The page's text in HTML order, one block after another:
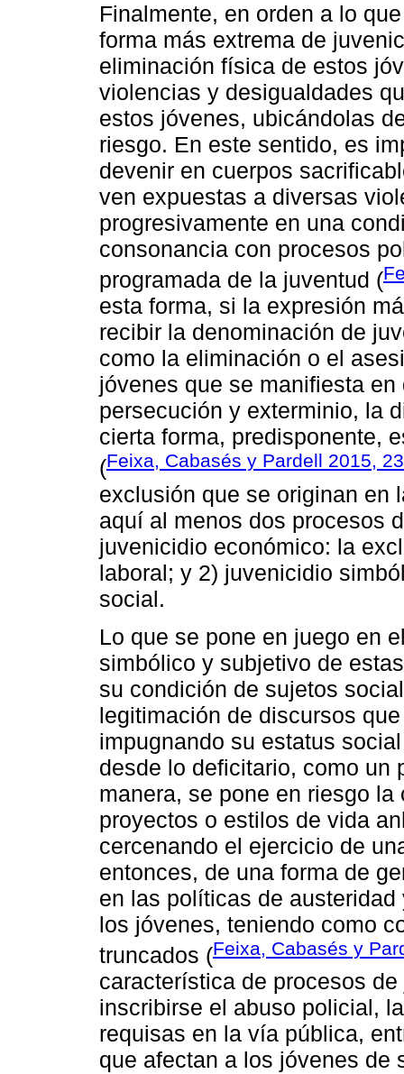
Finalmente, en orden a lo
forma más extrema de
eliminación física de estos
violencias y desigualdades
estos jóvenes, ubicándolas
riesgo. En este sentido, es
devenir en cuerpos
ven expuestas a diversas
progresivamente en una
consonancia con procesos
programada de la juventud (
esta forma, si la expresión
recibir la denominación de
como la eliminación o el
jóvenes que se manifiesta
persecución y exterminio, la
cierta forma, predisponente,
(Feixa, Cabasés y Pardell 2015,
exclusión que se originan en
aquí al menos dos procesos
juvenicidio económico: la
laboral; y 2) juvenicidio
social.
Lo que se pone en juego en
simbólico y subjetivo de
su condición de sujetos
legitimación de discursos
impugnando su estatus
desde lo deficitario, como un
manera, se pone en riesgo
proyectos o estilos de vida
cercenando el ejercicio de
entonces, de una forma de
en las políticas de
los jóvenes, teniendo como
truncados (Feixa, Cabasés y
característica de procesos
inscribirse el abuso policial,
requisas en la vía pública,
que afectan a los jóvenes de